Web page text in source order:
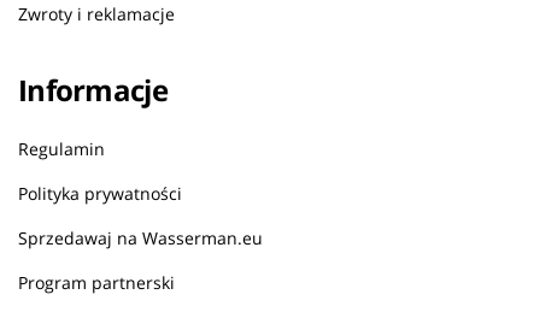
Zwroty i reklamacje
Informacje
Regulamin
Polityka prywatności
Sprzedawaj na Wasserman.eu
Program partnerski